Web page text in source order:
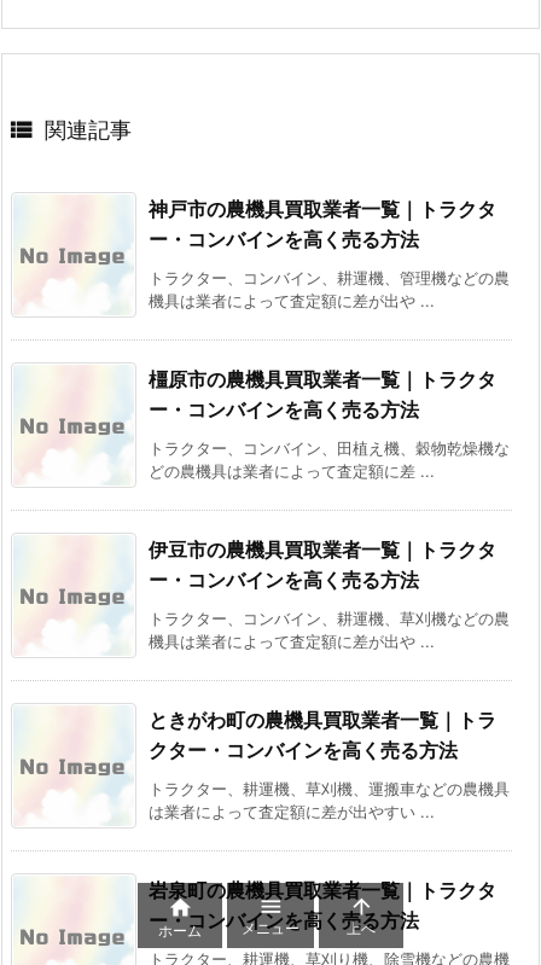
 関連記事
神戸市の農機具買取業者一覧｜トラクタ
ー・コンバインを高く売る方法
トラクター、コンバイン、耕運機、管理機などの農
機具は業者によって査定額に差が出や ...
橿原市の農機具買取業者一覧｜トラクタ
ー・コンバインを高く売る方法
トラクター、コンバイン、田植え機、穀物乾燥機な
どの農機具は業者によって査定額に差 ...
伊豆市の農機具買取業者一覧｜トラクタ
ー・コンバインを高く売る方法
トラクター、コンバイン、耕運機、草刈機などの農
機具は業者によって査定額に差が出や ...
ときがわ町の農機具買取業者一覧｜トラ
クター・コンバインを高く売る方法
トラクター、耕運機、草刈機、運搬車などの農機具
は業者によって査定額に差が出やすい ...
岩泉町の農機具買取業者一覧｜トラクタ
ー・コンバインを高く売る方法
トラクター、耕運機、草刈り機、除雪機などの農機

ホーム

メニュー

上へ